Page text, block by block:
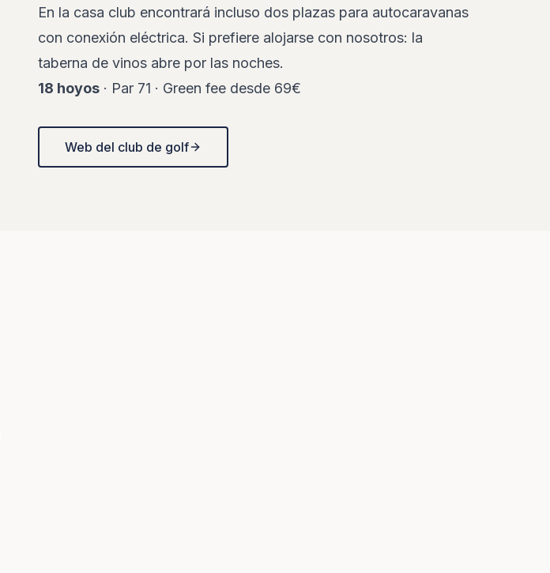
En la casa club encontrará incluso dos plazas para autocaravanas
con conexión eléctrica. Si prefiere alojarse con nosotros: la
taberna de vinos abre por las noches.
18 hoyos · Par 71 · Green fee desde 69€
Web del club de golf